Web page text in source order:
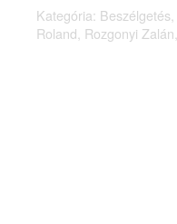
Kategória: Beszélgetés
Roland Rozgonyi Zalán